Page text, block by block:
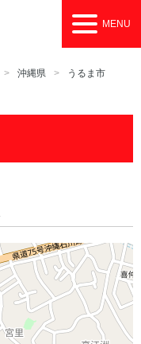
MENU
沖縄県 うるま市